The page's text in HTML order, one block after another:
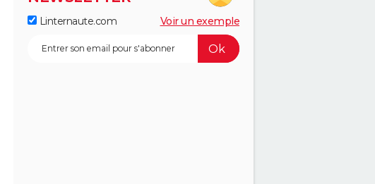
Linternaute.com Voir un exemple